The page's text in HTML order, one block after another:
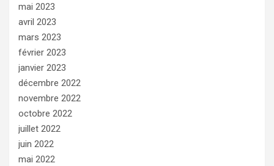
mai 2023
avril 2023
mars 2023
février 2023
janvier 2023
décembre 2022
novembre 2022
octobre 2022
juillet 2022
juin 2022
mai 2022